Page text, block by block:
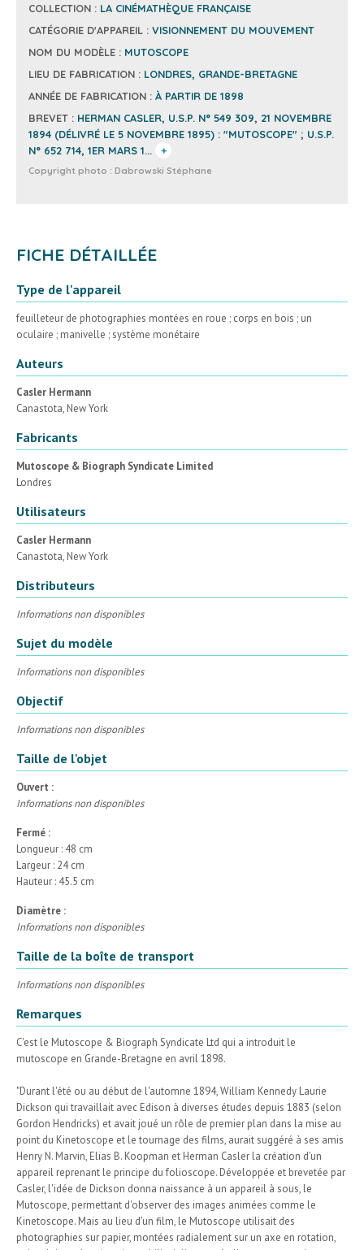
COLLECTION : LA CINÉMATHÈQUE FRANÇAISE
CATÉGORIE D'APPAREIL : VISIONNEMENT DU MOUVEMENT
NOM DU MODÈLE : MUTOSCOPE
LIEU DE FABRICATION : LONDRES, GRANDE-BRETAGNE
ANNÉE DE FABRICATION : À PARTIR DE 1898
BREVET : HERMAN CASLER, U.S.P. N° 549 309, 21 NOVEMBRE
1894 (DÉLIVRÉ LE 5 NOVEMBRE 1895) : "MUTOSCOPE" ; U.S.P.
N° 652 714, 1ER MARS 1...
+
Copyright photo : Dabrowski Stéphane
FICHE DÉTAILLÉE
Type de l'appareil
feuilleteur de photographies montées en roue ; corps en bois ; un
oculaire ; manivelle ; système monétaire
Auteurs
Casler Hermann
Canastota, New York
Fabricants
Mutoscope & Biograph Syndicate Limited
Londres
Utilisateurs
Casler Hermann
Canastota, New York
Distributeurs
Informations non disponibles
Sujet du modèle
Informations non disponibles
Objectif
Informations non disponibles
Taille de l'objet
Ouvert :
Informations non disponibles
Fermé :
Longueur : 48 cm
Largeur : 24 cm
Hauteur : 45.5 cm
Diamètre :
Informations non disponibles
Taille de la boîte de transport
Informations non disponibles
Remarques
C'est le Mutoscope & Biograph Syndicate Ltd qui a introduit le
mutoscope en Grande-Bretagne en avril 1898.
"Durant l'été ou au début de l'automne 1894, William Kennedy Laurie
Dickson qui travaillait avec Edison à diverses études depuis 1883 (selon
Gordon Hendricks) et avait joué un rôle de premier plan dans la mise au
point du Kinetoscope et le tournage des films, aurait suggéré à ses amis
Henry N. Marvin, Elias B. Koopman et Herman Casler la création d'un
appareil reprenant le principe du folioscope. Développée et brevetée par
Casler, l'idée de Dickson donna naissance à un appareil à sous, le
Mutoscope, permettant d'observer des images animées comme le
Kinetoscope. Mais au lieu d'un film, le Mutoscope utilisait des
photographies sur papier, montées radialement sur un axe en rotation,